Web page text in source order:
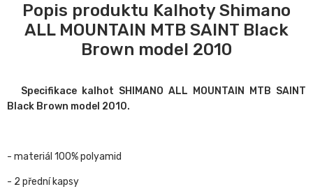
Popis produktu Kalhoty Shimano
ALL MOUNTAIN MTB SAINT Black
Brown model 2010
Specifikace kalhot SHIMANO ALL MOUNTAIN MTB SAINT
Black Brown model 2010.
- materiál 100% polyamid
- 2 přední kapsy